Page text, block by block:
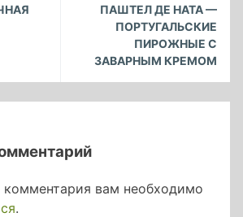
ПАШТЕЛ ДЕ НАТА —
ПОРТУГАЛЬСКИЕ
ПИРОЖНЫЕ С
ЗАВАРНЫМ КРЕМОМ
комментария вам необходимо
.